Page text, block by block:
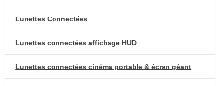
Lunettes Connectées
Lunettes connectées affichage HUD
Lunettes connectées cinéma portable & écran géant